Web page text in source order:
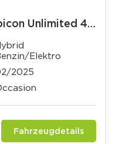
Unlimited 4xe
Elektro
2025
Fahrzeugdetails